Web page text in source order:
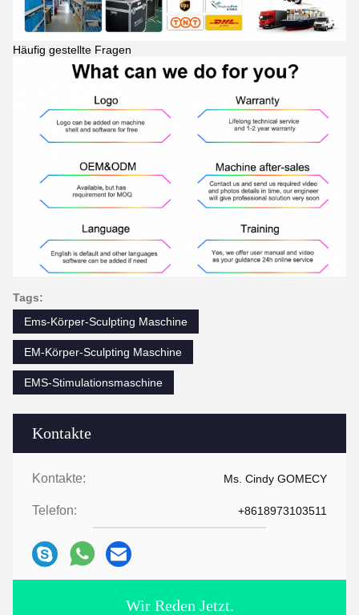
Kontakte
Kontakte: Ms. Cindy GOMECY
Telefon: +8618973103511
Wir Reden Jetzt.
Häufig gestellte Fragen
Tags:
Ems-Körper-Sculpting Maschine
EM-Körper-Sculpting Maschine
EMS-Stimulationsmaschine